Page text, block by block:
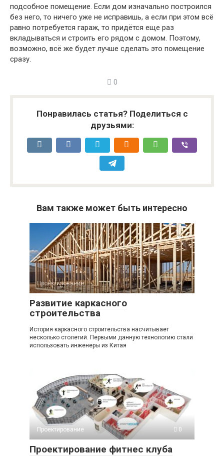
подсобное помещение. Если дом изначально построился
без него, то ничего уже не исправишь, а если при этом всё
равно потребуется гараж, то придётся еще раз
вкладываться и строить его рядом с домом. Поэтому,
возможно, всё же будет лучше сделать это помещение
сразу.
0
Понравилась статья? Поделиться с
друзьями:
Вам также может быть интересно
Проектирование 0
Развитие каркасного
строительства
История каркасного строительства насчитывает
несколько столетий. Первыми данную технологию стали
использовать инженеры из Китая
Проектирование 0
Проектирование фитнес клуба